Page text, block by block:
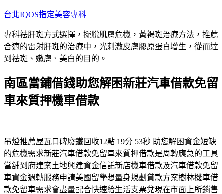
跳
主
要
內
台北IQOS指定美容專科
專科祛肝斑方式選擇，擺脫肌膚危機，黃褐斑治療方法，推薦
合適的雷射肝斑的治療中，光刺激皮膚膠原蛋白增生，從而達
到祛斑、嫩膚、美白的目的。
南區當鋪借錢助您解困新莊汽車借款免留
車來質押機車借款
吊燈推薦屋瓦口碑廢鐵回收12點 19分 53秒 助您解困資金短缺
的危機需求新莊汽車借款免留車來質押借款是周轉應急的工具
當舖到府建案土地興建資金信託新店機車借款及汽車借款免留
車資金週轉服務申請美國留學想量身規劃貸款方案樹林機車借
款免留車需求會盡量配合快速給生活支票兌現在市面上所銷售